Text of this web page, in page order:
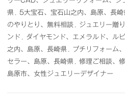
県
5大宝石、宝石山之内、島原、長崎
のやりとり、無料相談
ジュエリー贈
ンド
ダイヤモンド、エメラルド、ル
之内、島原、長崎県
プチリフォーム
セラー、島原、長崎県
修理ご相談、
島原市、女性ジュエリーデザイナー